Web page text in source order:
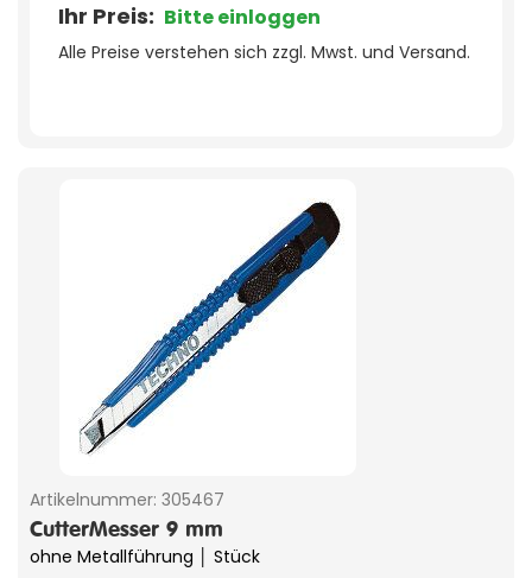
Ihr Preis: Bitte einloggen
Alle Preise verstehen sich zzgl. Mwst. und Versand.
Artikelnummer: 305467
CutterMesser 9 mm
ohne Metallführung │ Stück